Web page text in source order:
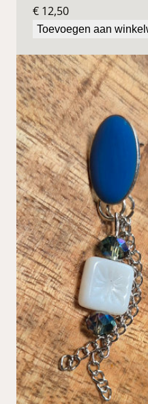
€ 12,50
Toevoegen aan